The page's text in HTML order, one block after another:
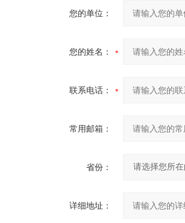
您的单位：
您的姓名：
联系电话：
常用邮箱：
省份：
详细地址：